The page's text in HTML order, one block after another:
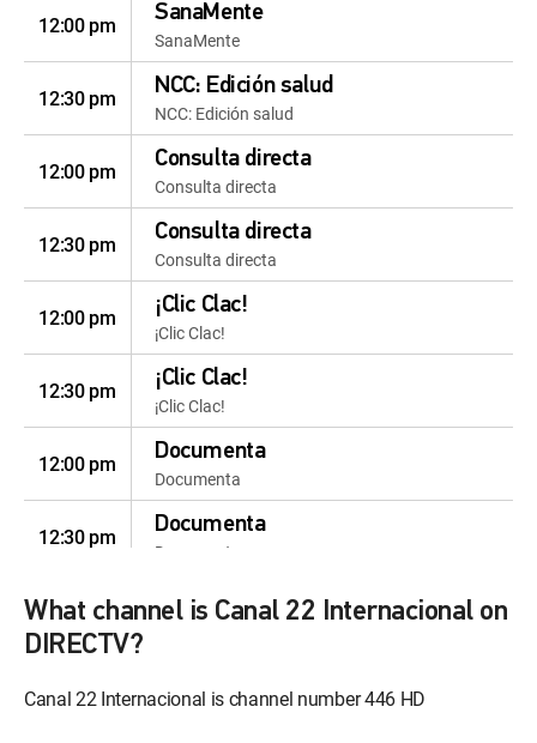
12:00 pm SanaMente
SanaMente
12:30 pm NCC: Edición salud
NCC: Edición salud
12:00 pm Consulta directa
Consulta directa
12:30 pm Consulta directa
Consulta directa
12:00 pm ¡Clic Clac!
¡Clic Clac!
12:30 pm ¡Clic Clac!
¡Clic Clac!
12:00 pm Documenta
Documenta
12:30 pm Documenta
Documenta
12:00 pm Documenta
Documenta
Documenta
What channel is Canal 22 Internacional on
DIRECTV?
Canal 22 Internacional is channel number 446 HD